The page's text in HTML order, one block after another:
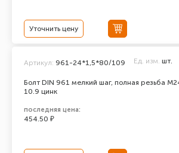
Уточнить цену
Болт DIN 961 мелкий шаг, полная резьба
10.9 цинк
Артикул: 961-24*1,5*80/109 Ед. изм. шт.
последняя цена:
454.50 ₽